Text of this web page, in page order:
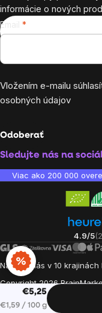
€5,25
Jednotková cena:
€1,59 / 100 g
informácie o nových
Email
Vložením e-mailu
osobných údajov
Odoberať
Sledujte nás na
Viac ako 200 000
4.9/5
Nájdete nás v 10 krajinách
Copyright2026
Zásady spracovania
CookiesVytvoril Shoptet